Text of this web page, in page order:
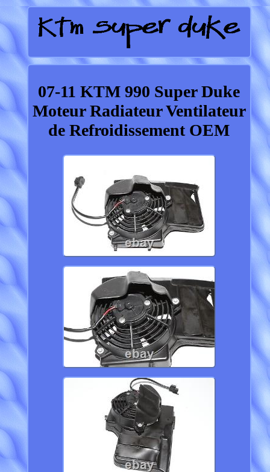
07-11 KTM 990 Super Duke
Moteur Radiateur Ventilateur
de Refroidissement OEM